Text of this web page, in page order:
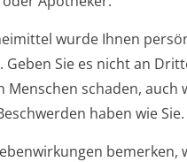
wurde Ihnen
Sie es nicht an
Menschen schaden, auch
haben wie Sie.
bemerken,